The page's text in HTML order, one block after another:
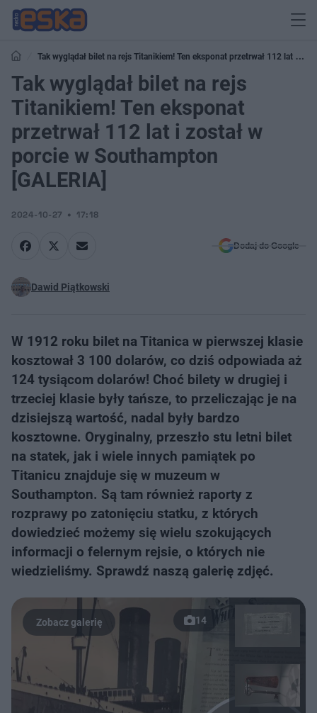
Tak wyglądał bilet na rejs Titanikiem! Ten eksponat przetrwał 112 lat i
został w porcie w Southampton [GALERIA]
Tak wyglądał bilet na rejs
Titanikiem! Ten eksponat
przetrwał 112 lat i został w
porcie w Southampton
[GALERIA]
2024-10-27 17:18
Dodaj do Google
Dawid Piątkowski
W 1912 roku bilet na Titanica w pierwszej klasie
kosztował 3 100 dolarów, co dziś odpowiada aż
124 tysiącom dolarów! Choć bilety w drugiej i
trzeciej klasie były tańsze, to przeliczając je na
dzisiejszą wartość, nadal były bardzo
kosztowne. Oryginalny, przeszło stu letni bilet
na statek, jak i wiele innych pamiątek po
Titanicu znajduje się w muzeum w
Southampton. Są tam również raporty z
rozprawy po zatonięciu statku, z których
dowiedzieć możemy się wielu szokujących
informacji o felernym rejsie, o których nie
wiedzieliśmy. Sprawdź naszą galerię zdjęć.
14